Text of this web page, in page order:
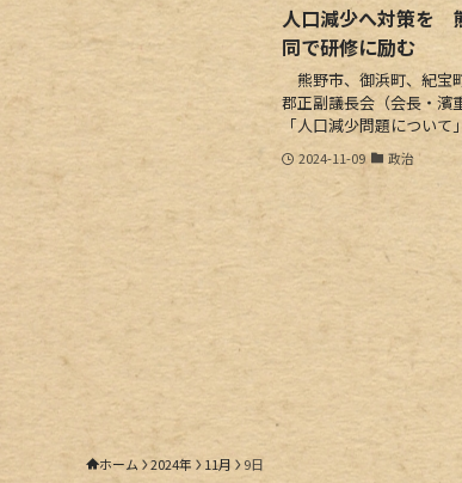
人口減少へ対策を
同で研修に励む
熊野市、御浜町、紀宝
郡正副議長会（会長・濱
「人口減少問題について
2024-11-09 政治
ホーム 2024年 11月 9日